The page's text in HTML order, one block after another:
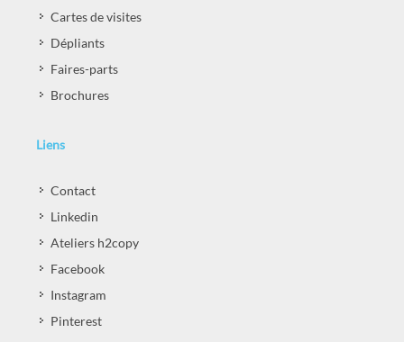
Cartes de visites
Dépliants
Faires-parts
Brochures
Liens
Contact
Linkedin
Ateliers h2copy
Facebook
Instagram
Pinterest